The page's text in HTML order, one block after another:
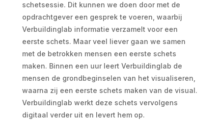
schetsessie. Dit kunnen we doen door met de
opdrachtgever een gesprek te voeren, waarbij
Verbuildinglab informatie verzamelt voor een
eerste schets. Maar veel liever gaan we samen
met de betrokken mensen een eerste schets
maken. Binnen een uur leert Verbuildinglab de
mensen de grondbeginselen van het visualiseren,
waarna zij een eerste schets maken van de visual.
Verbuildinglab werkt deze schets vervolgens
digitaal verder uit en levert hem op.